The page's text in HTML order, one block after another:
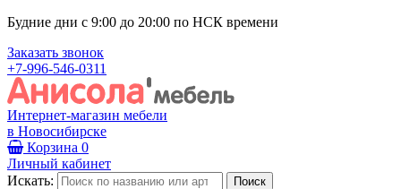
Будние дни с 9:00 до 20:00 по НСК времени
Заказать звонок
+7-996-546-0311
Интернет-магазин мебели
в Новосибирске
Корзина 0
Личный кабинет
Искать: